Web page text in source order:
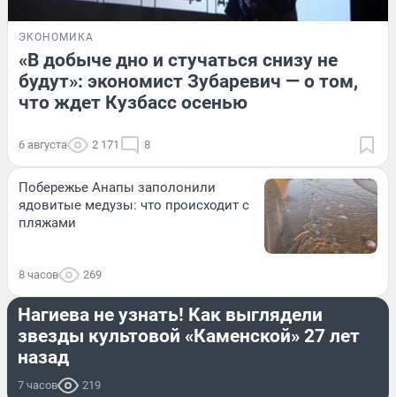
ЭКОНОМИКА
«В добыче дно и стучаться снизу не
будут»: экономист Зубаревич — о том,
что ждет Кузбасс осенью
6 августа 2 171 8
Побережье Анапы заполонили
ядовитые медузы: что происходит с
пляжами
8 часов 269
РАЗВЛЕЧЕНИЯ
Нагиева не узнать! Как выглядели
звезды культовой «Каменской» 27 лет
назад
7 часов 219